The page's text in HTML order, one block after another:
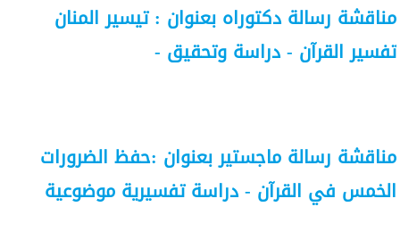
مناقشة رسالة دكتوراه بعنوان : تيسير المنان
تفسير القرآن - دراسة وتحقيق -
مناقشة رسالة ماجستير بعنوان :حفظ الضرورات
الخمس في القرآن - دراسة تفسيرية موضوعية